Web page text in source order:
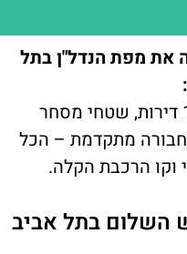
את מפת הנדל"ן בתל
שכונה בוטיקית עם 1,097 דירות, שטחי מסחר
מתקדמת – הכל
וקו הרכבת הקלה.
השלום בתל אביב